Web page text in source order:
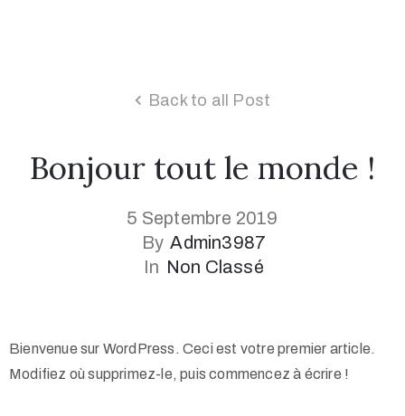
Back to all Post
Bonjour tout le monde !
5 Septembre 2019
By Admin3987
In Non Classé
Bienvenue sur WordPress. Ceci est votre premier article.
Modifiez où supprimez-le, puis commencez à écrire !